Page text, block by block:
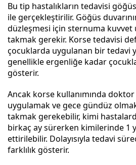
Bu tip hastalıkların tedavisi
ile gerçekleştirilir. Göğüs
düzleşmesi için sternuma
takmak gerekir. Korse tedavisi
çocuklarda uygulanan bir tedavi
genellikle ergenliğe kadar
gösterir.
Ancak korse kullanımında
uygulamak ve gece gündüz
takmak gerekebilir, kimi
birkaç ay sürerken kimilerinde 1
ettirilebilir. Dolayısıyla tedavi
farklılık gösterir.